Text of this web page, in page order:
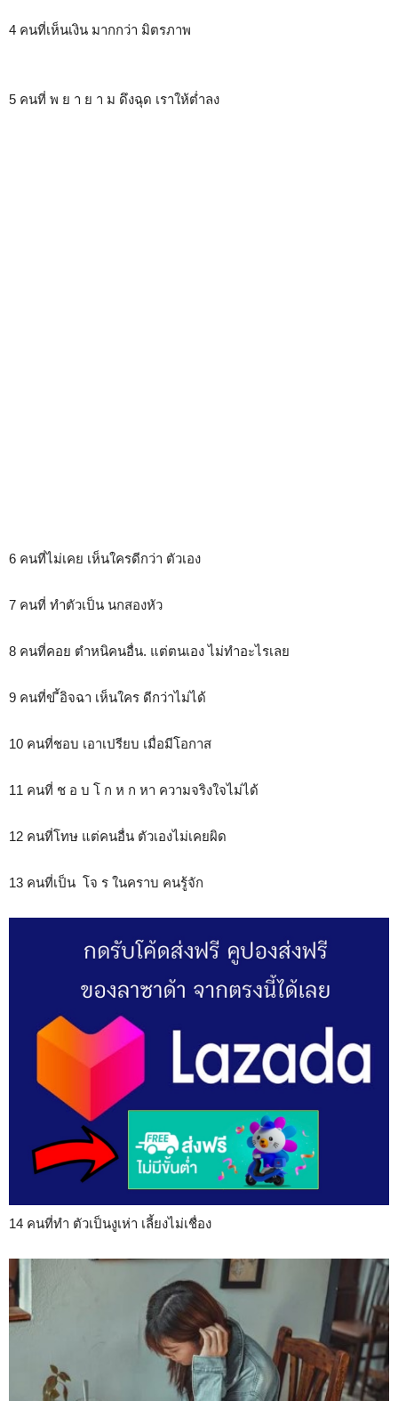
4 คนที่เห็นเงิน มากกว่า มิตรภาพ
5 คนที่ พ ย า ย า ม ดึงฉุด เราให้ต่ำลง
6 คนที่ไม่เคย เห็นใครดีกว่า ตัวเอง
7 คนที่ ทำตัวเป็น นกสองหัว
8 คนที่คอย ตำหนิคนอื่น. แต่ตนเอง ไม่ทำอะไรเลย
9 คนที่ข ี้อิจฉา เห็นใคร ดีกว่าไม่ได้
10 คนที่ชอบ เอาเปรียบ เมื่อมีโอกาส
11 คนที่ ช อ บ โ ก ห ก หา ความจริงใจไม่ได้
12 คนที่โทษ แต่คนอื่น ตัวเองไม่เคยผิด
13 คนที่เป็น โจ ร ในคราบ คนรู้จัก
14 คนที่ทำ ตัวเป็นงูเห่า เลี้ยงไม่เชื่อง